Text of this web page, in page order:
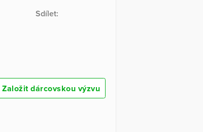
Sdílet:
Založit dárcovskou výzvu